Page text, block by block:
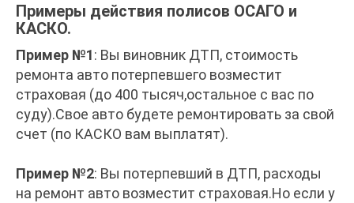
Примеры действия полисов ОСАГО и
КАСКО.
Пример №1: Вы виновник ДТП, стоимость
ремонта авто потерпевшего возместит
страховая (до 400 тысяч,остальное с вас по
суду).Свое авто будете ремонтировать за свой
счет (по КАСКО вам выплатят).
Пример №2: Вы потерпевший в ДТП, расходы
на ремонт авто возместит страховая.Но если у